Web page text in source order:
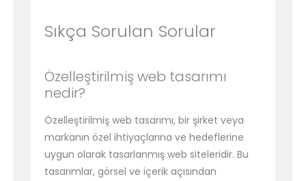
Sıkça Sorulan Sorular
Özelleştirilmiş web tasarımı
nedir?
Özelleştirilmiş web tasarımı, bir şirket veya
markanın özel ihtiyaçlarına ve hedeflerine
uygun olarak tasarlanmış web siteleridir. Bu
tasarımlar, görsel ve içerik açısından